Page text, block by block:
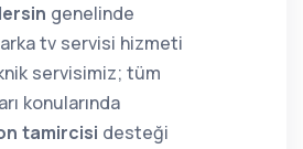
genelinde
tv servisi hizmeti
servisimiz; tüm
konularında
tamircisi desteği